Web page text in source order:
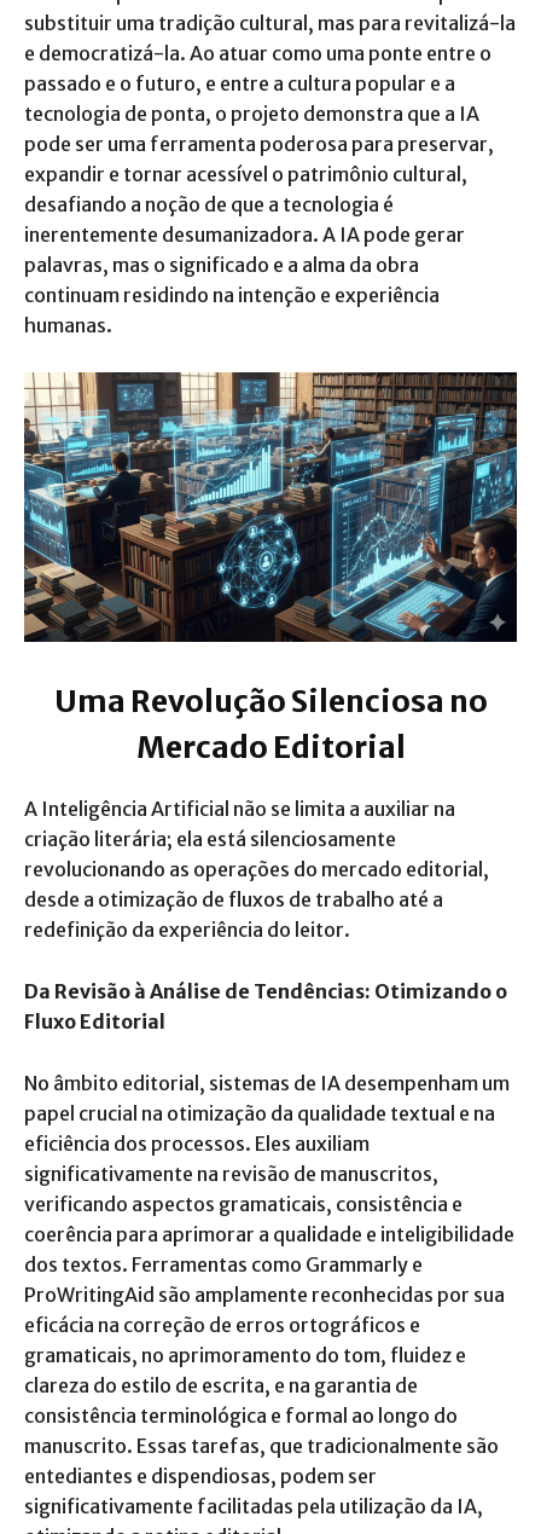
substituir uma tradição cultural, mas para revitalizá-la
e democratizá-la. Ao atuar como uma ponte entre o
passado e o futuro, e entre a cultura popular e a
tecnologia de ponta, o projeto demonstra que a IA
pode ser uma ferramenta poderosa para preservar,
expandir e tornar acessível o patrimônio cultural,
desafiando a noção de que a tecnologia é
inerentemente desumanizadora. A IA pode gerar
palavras, mas o significado e a alma da obra
continuam residindo na intenção e experiência
humanas.
Uma Revolução Silenciosa no
Mercado Editorial
A Inteligência Artificial não se limita a auxiliar na
criação literária; ela está silenciosamente
revolucionando as operações do mercado editorial,
desde a otimização de fluxos de trabalho até a
redefinição da experiência do leitor.
Da Revisão à Análise de Tendências: Otimizando o
Fluxo Editorial
No âmbito editorial, sistemas de IA desempenham um
papel crucial na otimização da qualidade textual e na
eficiência dos processos. Eles auxiliam
significativamente na revisão de manuscritos,
verificando aspectos gramaticais, consistência e
coerência para aprimorar a qualidade e inteligibilidade
dos textos. Ferramentas como Grammarly e
ProWritingAid são amplamente reconhecidas por sua
eficácia na correção de erros ortográficos e
gramaticais, no aprimoramento do tom, fluidez e
clareza do estilo de escrita, e na garantia de
consistência terminológica e formal ao longo do
manuscrito. Essas tarefas, que tradicionalmente são
entediantes e dispendiosas, podem ser
significativamente facilitadas pela utilização da IA,